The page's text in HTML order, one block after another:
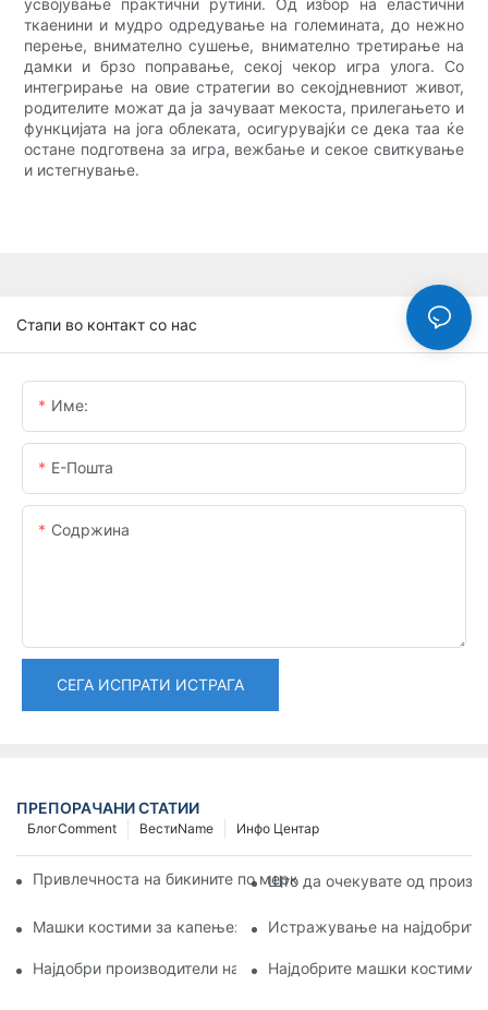
усвојување практични рутини. Од избор на еластични
ткаенини и мудро одредување на големината, до нежно
перење, внимателно сушење, внимателно третирање на
дамки и брзо поправање, секој чекор игра улога. Со
интегрирање на овие стратегии во секојдневниот живот,
родителите можат да ја зачуваат мекоста, прилегањето и
функцијата на јога облеката, осигурувајќи се дека таа ќе
остане подготвена за игра, вежбање и секое свиткување
и истегнување.
Стапи во контакт со нас
Име:
Е-Пошта
Содржина
СЕГА ИСПРАТИ ИСТРАГА
ПРЕПОРАЧАНИ СТАТИИ
Инфо Центар
ВестиName
БлогComment
Привлечноста на бикините по мерка: Прилагодување на
Што да очекувате од
Машки костими за капење: Квалитетни брендови што
Истражување на
Најдобри производители на машки костими за капење: Кој
Најдобрите машки костими